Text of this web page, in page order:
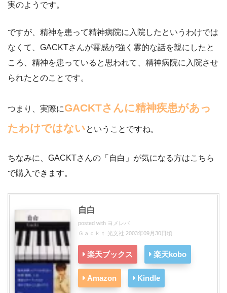
実のようです。
ですが、精神を患って精神病院に入院したというわけでは
なくて、GACKTさんが霊感が強く霊的な話を親にしたと
ころ、精神を患っていると思われて、精神病院に入院させ
られたとのことです。
つまり、実際にGACKTさんに精神疾患があっ
たわけではないということですね。
ちなみに、GACKTさんの「自白」が気になる方はこちら
で購入できます。
自白
posted with ヨメレバ
Ｇａｃｋｔ 光文社 2003年09月30日頃
楽天ブックス 楽天kobo
Amazon Kindle